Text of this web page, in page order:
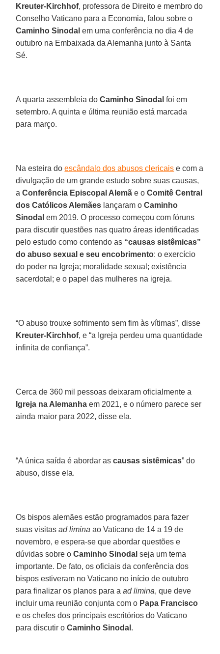
Kreuter-Kirchhof, professora de Direito e membro do
Conselho Vaticano para a Economia, falou sobre o
Caminho Sinodal em uma conferência no dia 4 de
outubro na Embaixada da Alemanha junto à Santa
Sé.
A quarta assembleia doCaminho Sinodal foi em
setembro. A quinta e última reunião está marcada
para março.
Na esteira doescândalo dos abusos clericais e com a
divulgação de um grande estudo sobre suas causas,
aConferência Episcopal Alemã e oComitê Central
dos Católicos Alemães lançaram oCaminho
Sinodal em 2019. O processo começou com fóruns
para discutir questões nas quatro áreas identificadas
pelo estudo como contendo as “causas sistêmicas”
do abuso sexual e seu encobrimento: o exercício
do poder na Igreja; moralidade sexual; existência
sacerdotal; e o papel das mulheres na igreja.
“O abuso trouxe sofrimento sem fim às vítimas”, disse
Kreuter-Kirchhof, e “a Igreja perdeu uma quantidade
infinita de confiança”.
Cerca de 360 mil pessoas deixaram oficialmente a
Igreja na Alemanha em 2021, e o número parece ser
ainda maior para 2022, disse ela.
“A única saída é abordar as causas sistêmicas” do
abuso, disse ela.
Os bispos alemães estão programados para fazer
suas visitasad liminaao Vaticano de 14 a 19 de
novembro, e espera-se que abordar questões e
dúvidas sobre oCaminho Sinodal seja um tema
importante. De fato, os oficiais da conferência dos
bispos estiveram no Vaticano no início de outubro
para finalizar os planos para aad limina, que deve
incluir uma reunião conjunta com o Papa Francisco
e os chefes dos principais escritórios do Vaticano
para discutir oCaminho Sinodal .